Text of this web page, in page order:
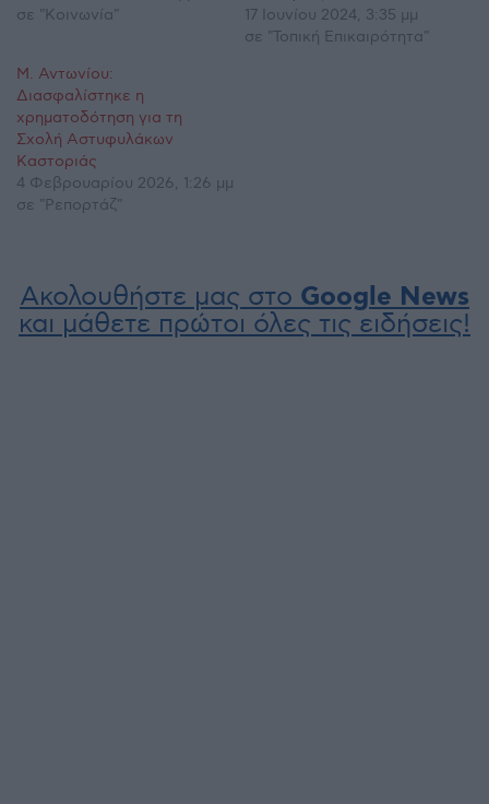
σε "Κοινωνία"
17 Ιουνίου 2024, 3:35 μμ
σε "Τοπική Επικαιρότητα"
Μ. Αντωνίου:
Διασφαλίστηκε η
χρηματοδότηση για τη
Σχολή Αστυφυλάκων
Καστοριάς
4 Φεβρουαρίου 2026, 1:26 μμ
σε "Ρεπορτάζ"
Ακολουθήστε μας στο Google News
και μάθετε πρώτοι όλες τις ειδήσεις!